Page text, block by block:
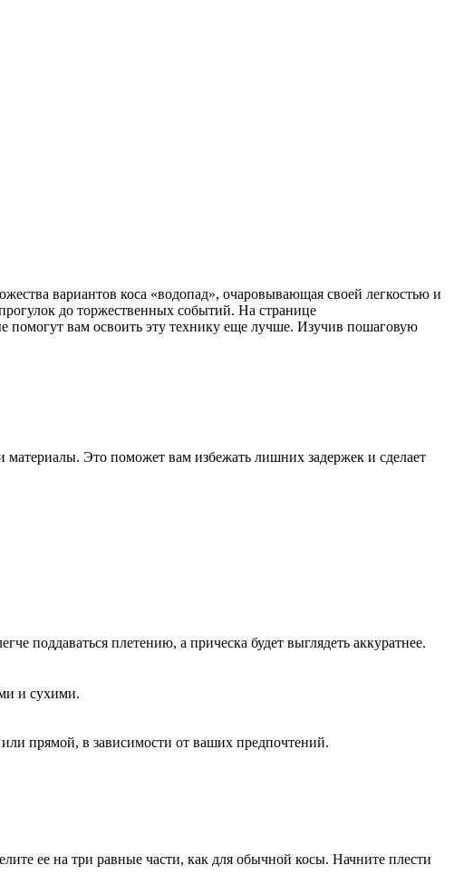
до торжественных событий. На странице
помогут вам освоить эту технику еще лучше. Изучив пошаговую
Это поможет вам избежать лишних задержек и сделает
поддаваться плетению, а прическа будет выглядеть аккуратнее.
и сухими.
прямой, в зависимости от ваших предпочтений.
ее на три равные части, как для обычной косы. Начните плести